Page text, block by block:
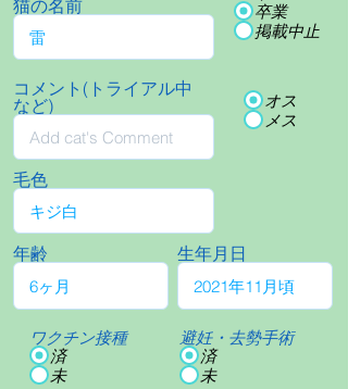
猫の名前
卒業
掲載中止
コメント(トライアル中
など)
オス
メス
毛色
年齢
ワクチン接種
済
未
生年月日
避妊・去勢手術
済
未